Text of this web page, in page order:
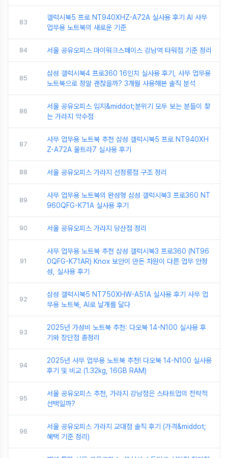
83
갤럭시북5 프로 NT940XHZ-A72A 실사용 후기 AI 사무
업무용 노트북의 새로운 기준
84 서울 공유오피스 마이워크스페이스 강남역 타워점 기준 정리
85
삼성 갤럭시북4 프로360 16인치 실사용 후기, 사무 업무용
노트북으로 정말 괜찮을까? 3개월 사용해본 솔직 분석
86
서울 공유오피스 입지&middot;분위기 모두 보는 분들이 찾
는 가라지 약수점
87
사무 업무용 노트북 추천 삼성 갤럭시북5 프로 NT940XH
Z-A72A 울트라7 실사용 후기
88 서울 공유오피스 가라지 선정릉점 구조 정리
89
사무 업무용 노트북의 완성형 삼성 갤럭시북3 프로360 NT
960QFG-K71A 실사용 후기
90 서울 공유오피스 가라지 당산점 정리
91
사무 업무용 노트북 추천 삼성 갤럭시북3 프로360 (NT96
0QFG-K71AR) Knox 보안이 만든 차원이 다른 업무 안정
성, 실사용 후기
92
삼성 갤럭시북5 NT750XHW-A51A 실사용 후기 사무 업
무용 노트북, AI로 날개를 달다
93
2025년 가성비 노트북 추천: 다오북 14-N100 실사용 후
기와 장단점 총정리
94
2025년 사무 업무용 노트북 추천! 다오북 14-N100 실사용
후기 및 비교 (1.32kg, 16GB RAM)
95
서울 공유오피스 추천, 가라지 강남점은 스타트업의 전략적
선택일까?
96
서울 공유오피스 가라지 교대점 솔직 후기 (가격&middot;
혜택 기준 정리)